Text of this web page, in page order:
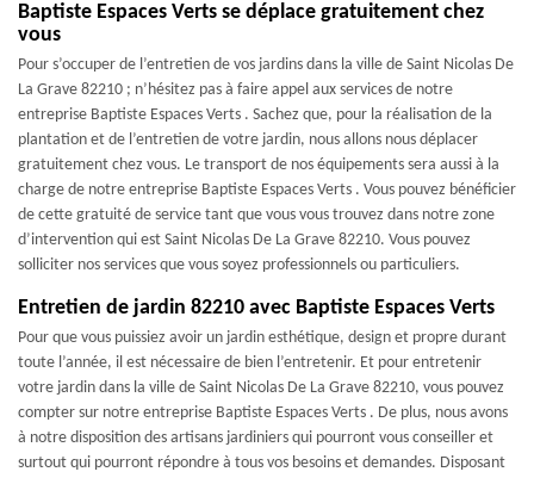
Baptiste Espaces Verts se déplace gratuitement chez
vous
Pour s’occuper de l’entretien de vos jardins dans la ville de Saint Nicolas De
La Grave 82210 ; n’hésitez pas à faire appel aux services de notre
entreprise Baptiste Espaces Verts . Sachez que, pour la réalisation de la
plantation et de l’entretien de votre jardin, nous allons nous déplacer
gratuitement chez vous. Le transport de nos équipements sera aussi à la
charge de notre entreprise Baptiste Espaces Verts . Vous pouvez bénéficier
de cette gratuité de service tant que vous vous trouvez dans notre zone
d’intervention qui est Saint Nicolas De La Grave 82210. Vous pouvez
solliciter nos services que vous soyez professionnels ou particuliers.
Entretien de jardin 82210 avec Baptiste Espaces Verts
Pour que vous puissiez avoir un jardin esthétique, design et propre durant
toute l’année, il est nécessaire de bien l’entretenir. Et pour entretenir
votre jardin dans la ville de Saint Nicolas De La Grave 82210, vous pouvez
compter sur notre entreprise Baptiste Espaces Verts . De plus, nous avons
à notre disposition des artisans jardiniers qui pourront vous conseiller et
surtout qui pourront répondre à tous vos besoins et demandes. Disposant